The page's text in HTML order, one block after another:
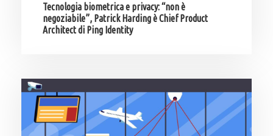
Tecnologia biometrica e privacy: “non è
negoziabile”, Patrick Harding è Chief Product
Architect di Ping Identity